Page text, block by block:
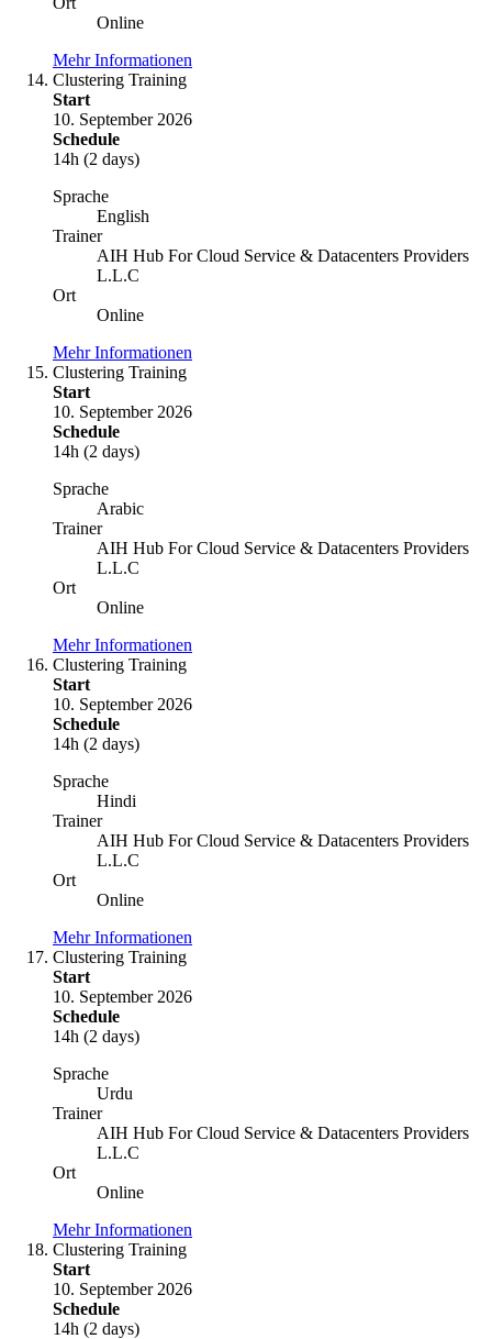
Online
Mehr Informationen
Clustering Training
Start
10. September 2026
Schedule
14h (2 days)
Sprache
English
Trainer
AIH Hub For Cloud Service & Datacenters Providers
L.L.C
Ort
Online
Mehr Informationen
Clustering Training
Start
10. September 2026
Schedule
14h (2 days)
Sprache
Arabic
Trainer
AIH Hub For Cloud Service & Datacenters Providers
L.L.C
Ort
Online
Mehr Informationen
Clustering Training
Start
10. September 2026
Schedule
14h (2 days)
Sprache
Hindi
Trainer
AIH Hub For Cloud Service & Datacenters Providers
L.L.C
Ort
Online
Mehr Informationen
Clustering Training
Start
10. September 2026
Schedule
14h (2 days)
Sprache
Urdu
Trainer
AIH Hub For Cloud Service & Datacenters Providers
L.L.C
Ort
Online
Mehr Informationen
Clustering Training
Start
10. September 2026
Schedule
14h (2 days)